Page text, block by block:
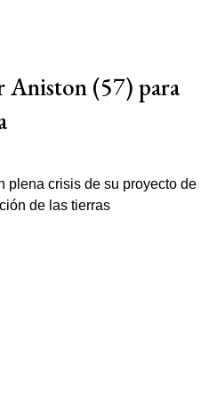
Aniston (57) para